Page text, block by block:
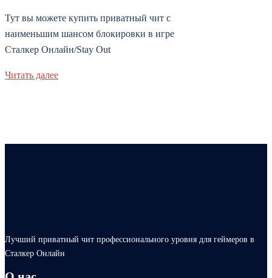
Тут вы можете купить приватный чит с
наименьшим шансом блокировки в игре
Сталкер Онлайн/Stay Out
Читать далее
Лучший приватный чит профессионального уровня для геймеров в
Сталкер Онлайн